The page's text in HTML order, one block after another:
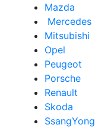
Mazda
Mercedes
Mitsubishi
Opel
Peugeot
Porsche
Renault
Skoda
SsangYong